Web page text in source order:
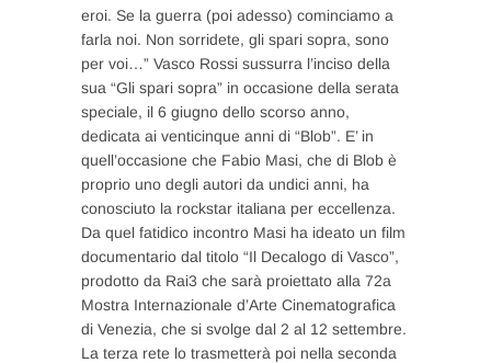
eroi. Se la guerra (poi adesso) cominciamo a
farla noi. Non sorridete, gli spari sopra, sono
per voi…” Vasco Rossi sussurra l’inciso della
sua “Gli spari sopra” in occasione della serata
speciale, il 6 giugno dello scorso anno,
dedicata ai venticinque anni di “Blob”. E’ in
quell’occasione che Fabio Masi, che di Blob è
proprio uno degli autori da undici anni, ha
conosciuto la rockstar italiana per eccellenza.
Da quel fatidico incontro Masi ha ideato un film
documentario dal titolo “Il Decalogo di Vasco”,
prodotto da Rai3 che sarà proiettato alla 72a
Mostra Internazionale d’Arte Cinematografica
di Venezia, che si svolge dal 2 al 12 settembre.
La terza rete lo trasmetterà poi nella seconda